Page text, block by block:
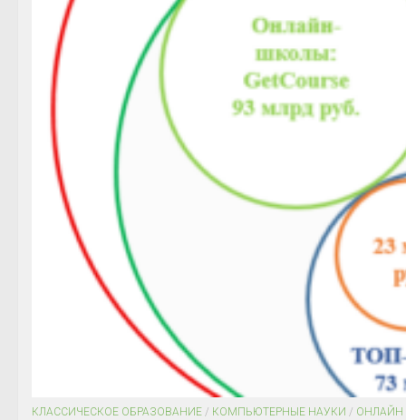
КЛАССИЧЕСКОЕ ОБРАЗОВАНИЕ / КОМПЬЮТЕРНЫЕ НАУКИ / ОНЛАЙН